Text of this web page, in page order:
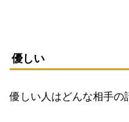
優しい
優しい人はどんな相手の